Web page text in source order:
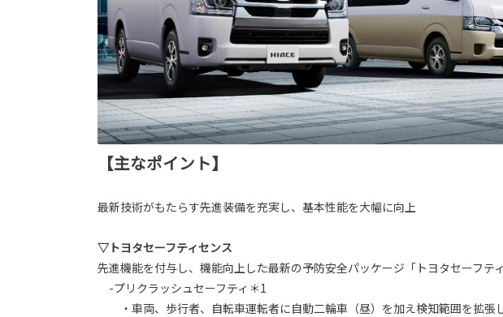
【主なポイント】
最新技術がもたらす先進装備を充実し、基本性能を大幅に向上
▽トヨタセーフティセンス
先進機能を付与し、機能向上した最新の予防安全パッケージ「トヨタセーフ
-プリクラッシュセーフティ＊1
・車両、歩行者、自転車運転者に自動二輪車（昼）を加え検知範囲を拡張し